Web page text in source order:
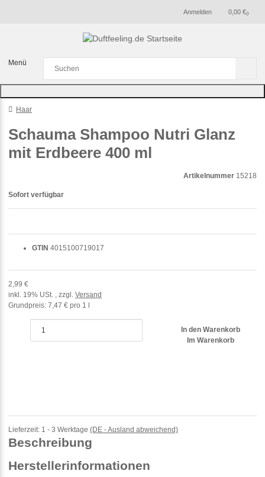
Anmelden 0
0,00 €
Menü
Haar
Schauma Shampoo Nutri Glanz
mit Erdbeere 400 ml
Artikelnummer 15218
GTIN 4015100719017
2,99 €
inkl. 19% USt. , zzgl. Versand
Grundpreis: 7,47 € pro 1 l
In den Warenkorb
Im Warenkorb
Sofort verfügbar
Lieferzeit: 1 - 3 Werktage (DE - Ausland abweichend)
Beschreibung
Herstellerinformationen